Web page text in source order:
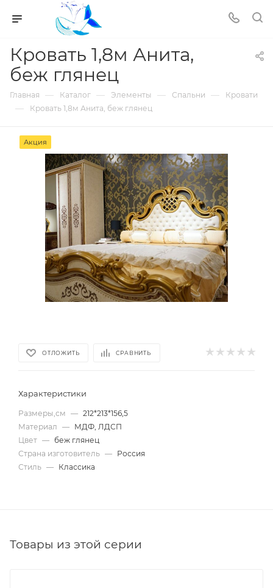
Кровать 1,8м Анита,
беж глянец
Главная — Каталог — Элементы — Спальни — Кровати
— Кровать 1,8м Анита, беж глянец
Акция
ОТЛОЖИТЬ СРАВНИТЬ
Характеристики
Размеры,см — 212*213*156,5
Материал — МДФ, ЛДСП
Цвет — беж глянец
Страна изготовитель — Россия
Стиль — Классика
Товары из этой серии